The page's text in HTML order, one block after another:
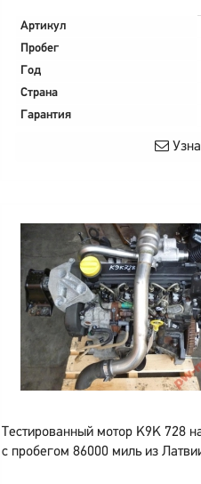
Артикул
Пробег
Год
Страна
Гарантия
Тестированный мотор K9K 728
с пробегом 86000 миль из